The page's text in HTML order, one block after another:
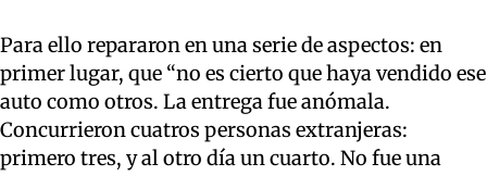
Para ello repararon en una serie de aspectos: en
primer lugar, que “no es cierto que haya vendido ese
auto como otros. La entrega fue anómala.
Concurrieron cuatros personas extranjeras:
primero tres, y al otro día un cuarto. No fue una